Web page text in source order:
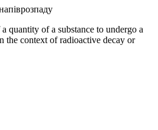
quantity of a substance to undergo a
the context of radioactive decay or